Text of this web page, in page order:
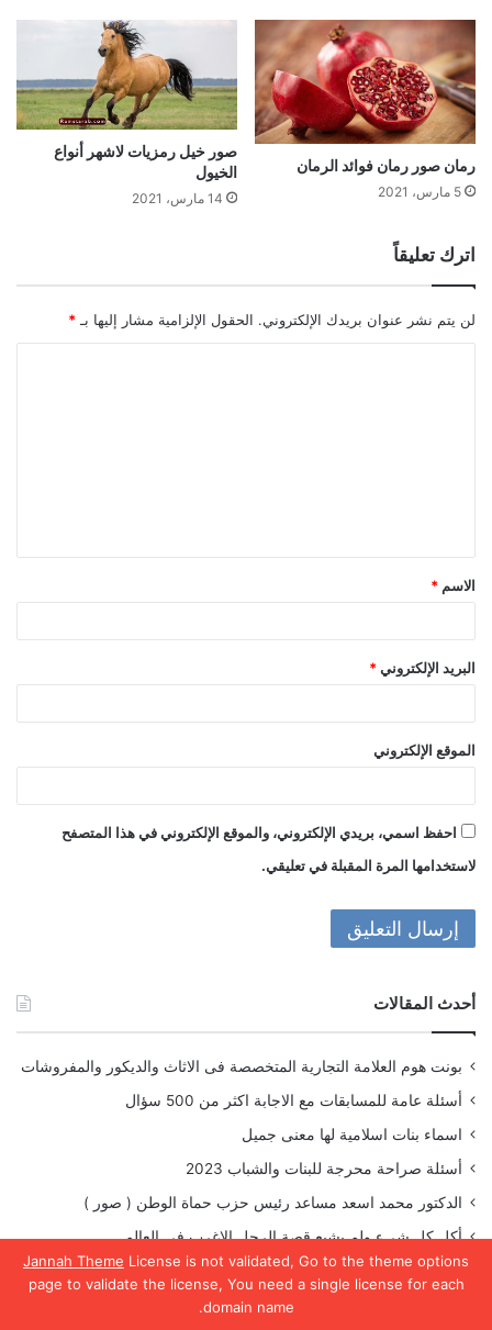
Jannah Theme License is not validated, Go to the theme options
page to validate the license, You need a single license for each
domain name.
رمان صور رمان فوائد الرمان
5 مارس، 2021
صور خيل رمزيات لاشهر أنواع
الخيول
14 مارس، 2021
اترك تعليقاً
لن يتم نشر عنوان بريدك الإلكتروني. الحقول الإلزامية مشار إليها بـ *
ق
*
الاسم *
البريد الإلكتروني *
الموقع الإلكتروني
احفظ اسمي، بريدي الإلكتروني، والموقع الإلكتروني في هذا المتصفح
لاستخدامها المرة المقبلة في تعليقي.
أحدث المقالات
بونت هوم العلامة التجارية المتخصصة فى الاثاث والديكور والمفروشات
أسئلة عامة للمسابقات مع الاجابة اكثر من 500 سؤال
اسماء بنات اسلامية لها معنى جميل
أسئلة صراحة محرجة للبنات والشباب 2023
الدكتور محمد اسعد مساعد رئيس حزب حماة الوطن ( صور )
أكل كل شىء ولم يشبع قصة الرجل الاغرب فى العالم
صور متحركة اجمل خلفيات صور متحركة
صور رسومات بسيطه عاليه الجودة